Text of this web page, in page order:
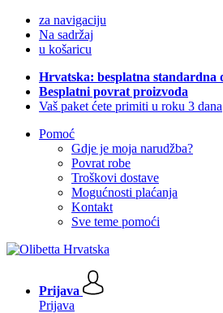
za navigaciju
Na sadržaj
u košaricu
Hrvatska: besplatna standardna
Besplatni povrat proizvoda
Vaš paket ćete primiti u roku 3 dana
Pomoć
Gdje je moja narudžba?
Povrat robe
Troškovi dostave
Mogućnosti plaćanja
Kontakt
Sve teme pomoći
Prijava
Prijava